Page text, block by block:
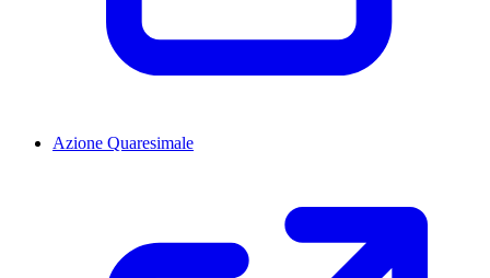
Azione Quaresimale